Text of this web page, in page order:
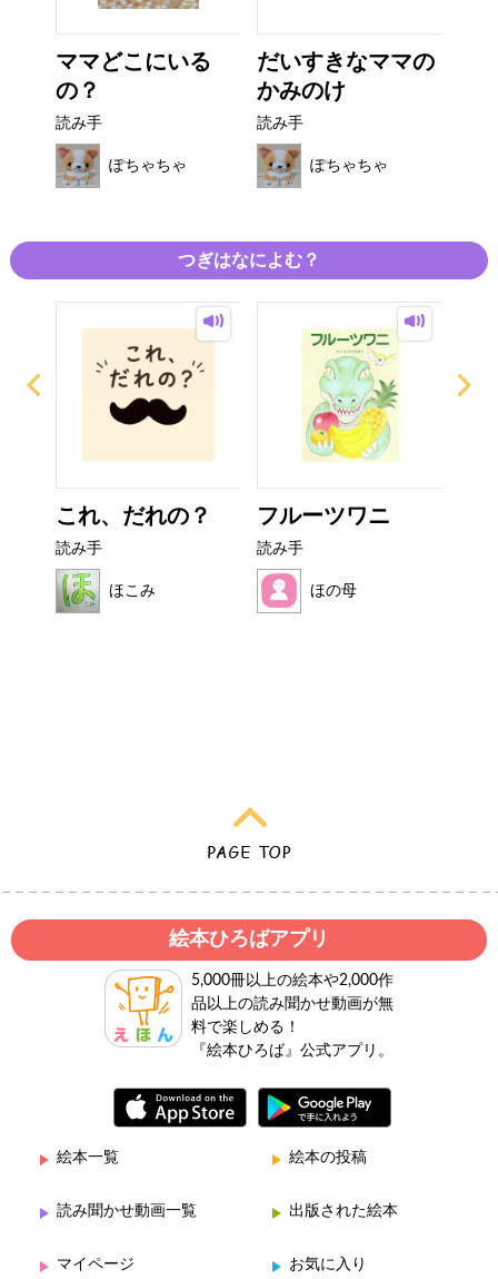
ママどこにいる
の？
読み手
ぽちゃちゃ
だいすきなママの
かみのけ
読み手
ぽちゃちゃ
つぎはなによむ？
これ、だれの？
読み手
ほこみ
フルーツワニ
読み手
ほの母
絵本ひろばアプリ
5,000冊以上の絵本や2,000作
品以上の読み聞かせ動画が無
料で楽しめる！
『絵本ひろば』公式アプリ。
絵本一覧 絵本の投稿
読み聞かせ動画一覧 出版された絵本
マイページ お気に入り